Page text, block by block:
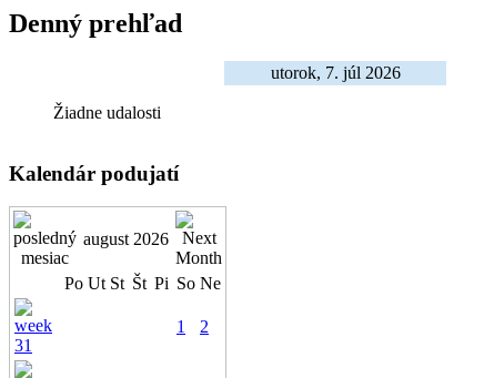
Denný prehľad
utorok, 7. júl 2026
Žiadne udalosti
Kalendár podujatí
august 2026
Po Ut St Št Pi So Ne
1 2